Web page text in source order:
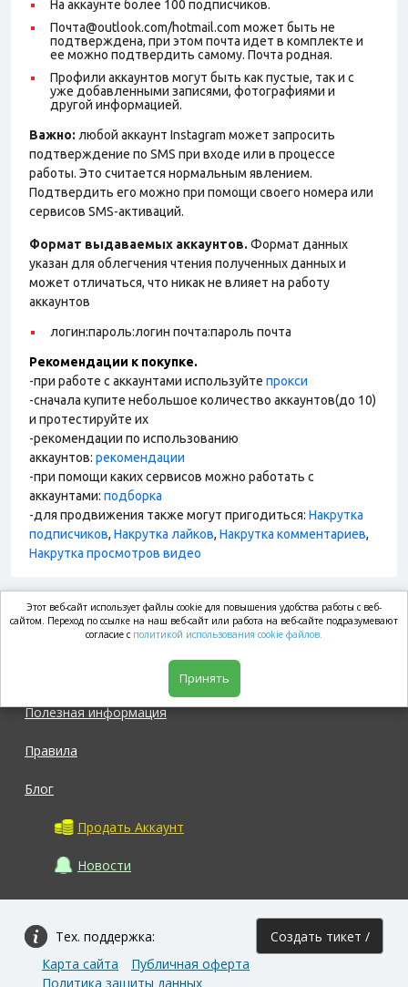
На аккаунте более 100 подписчиков.
Почта@outlook.com/hotmail.com может быть не
подтверждена, при этом почта идет в комплекте и
ее можно подтвердить самому. Почта родная.
Профили аккаунтов могут быть как пустые, так и с
уже добавленными записями, фотографиями и
другой информацией.
Важно: любой аккаунт Instagram может запросить
подтверждение по SMS при входе или в процессе
работы. Это считается нормальным явлением.
Подтвердить его можно при помощи своего номера или
сервисов SMS-активаций.
Формат выдаваемых аккаунтов. Формат данных
указан для облегчения чтения полученных данных и
может отличаться, что никак не влияет на работу
аккаунтов
логин:пароль:логин почта:пароль почта
Рекомендации к покупке.
-при работе с аккаунтами используйте прокси
-сначала купите небольшое количество аккаунтов(до 10)
и протестируйте их
-рекомендации по использованию
аккаунтов: рекомендации
-при помощи каких сервисов можно работать с
аккаунтами: подборка
-для продвижения также могут пригодиться: Накрутка
подписчиков, Накрутка лайков, Накрутка комментариев,
Накрутка просмотров видео
market.com
Полезная информация
Правила
Блог
Продать Аккаунт
Новости
Тех. поддержка: Создать тикет /
Карта сайта
Публичная оферта
Политика защиты данных
Этот веб-сайт использует файлы cookie для повышения удобства работы с веб-
сайтом. Переход по ссылке на наш веб-сайт или работа на веб-сайте подразумевают
согласие с политикой использования cookie файлов.
Принять